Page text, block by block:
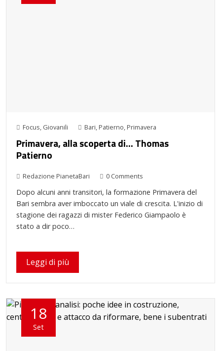
Focus, Giovanili Bari, Patierno, Primavera
Primavera, alla scoperta di… Thomas
Patierno
Redazione PianetaBari 0 Comments
Dopo alcuni anni transitori, la formazione Primavera del
Bari sembra aver imboccato un viale di crescita. L'inizio di
stagione dei ragazzi di mister Federico Giampaolo è
stato a dir poco…
Leggi di più
18
Set